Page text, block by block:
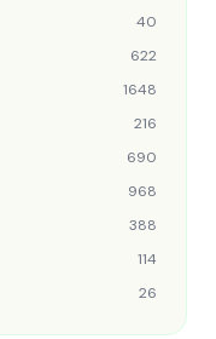
40
622
1648
216
690
968
388
114
26